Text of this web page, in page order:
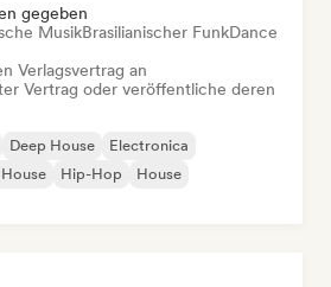
gegeben
MusikBrasilianischer FunkDance
Verlagsvertrag an
Vertrag oder veröffentliche deren
Deep House
Electronica
Hip-Hop
House